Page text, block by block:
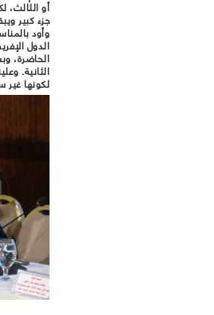
أو الثالث،
جزء كبير
وأود
الدول
الحاضرة،
الثانية.
لكونها